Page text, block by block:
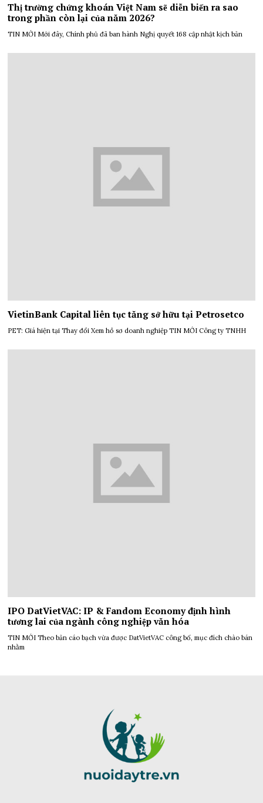
Thị trường chứng khoán Việt Nam sẽ diễn biến ra sao
trong phần còn lại của năm 2026?
TIN MỚI Mới đây, Chính phủ đã ban hành Nghị quyết 168 cập nhật kịch bản
VietinBank Capital liên tục tăng sở hữu tại Petrosetco
PET: Giá hiện tại Thay đổi Xem hồ sơ doanh nghiệp TIN MỚI Công ty TNHH
IPO DatVietVAC: IP & Fandom Economy định hình
tương lai của ngành công nghiệp văn hóa
TIN MỚI Theo bản cáo bạch vừa được DatVietVAC công bố, mục đích chào bán
nhằm